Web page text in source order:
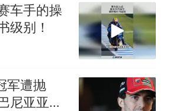
车手的操
级别！
军遭抛
尼亚亚在